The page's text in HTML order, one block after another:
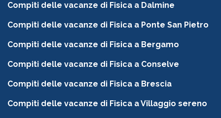
Compiti delle vacanze di Fisica a Dalmine
Compiti delle vacanze di Fisica a Ponte San Pietro
Compiti delle vacanze di Fisica a Bergamo
Compiti delle vacanze di Fisica a Conselve
Compiti delle vacanze di Fisica a Brescia
Compiti delle vacanze di Fisica a Villaggio sereno